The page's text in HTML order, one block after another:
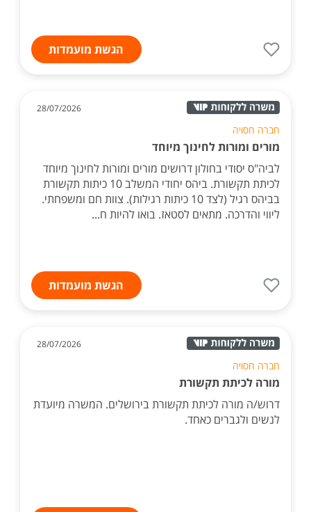
הגשת מועמדות
28/07/2026
חברה חסויה
מורים ומורות לחינוך מיוחד
לביה"ס יסודי בחולון דרושים מורים ומורות לחינוך מיוחד
לכיתת תקשורת. ביהס יחודי המשלב 10 כיתות תקשורת
בביהס רגיל (לצד 10 כיתות רגילות). צוות חם ומשפחתי.
ליווי והדרכה. מתאים לסטאז. בואו להיות ח...
הגשת מועמדות
28/07/2026
חברה חסויה
מורה לכיתת תקשורת
דרוש/ה מורה לכיתת תקשורת בירושלים. המשרה מיועדת
לנשים ולגברים כאחד.